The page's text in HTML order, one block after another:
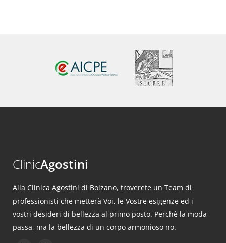
ClinicAgostini
Alla Clinica Agostini di Bolzano, troverete un Team di
professionisti che metterà Voi, le Vostre esigenze ed i
vostri desideri di bellezza al primo posto. Perchè la moda
passa, ma la bellezza di un corpo armonioso no.